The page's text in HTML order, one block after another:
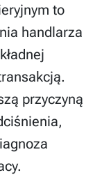
to
handlarza
przyczyną